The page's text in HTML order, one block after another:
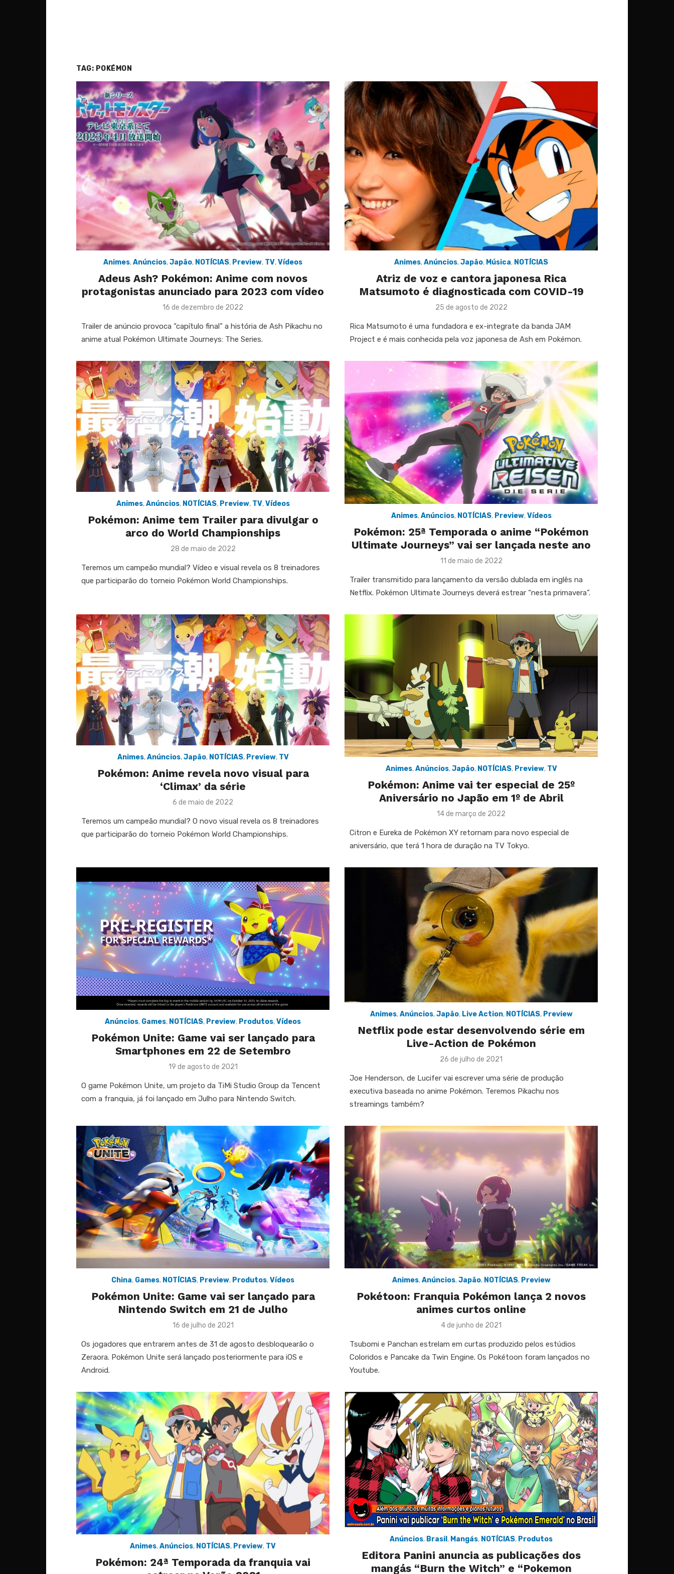
TAG: POKÉMON
Animes,Anúncios,Japão, NOTÍCIAS, Preview, TV,Vídeos
Adeus Ash? Pokémon: Anime com novos
protagonistas anunciado para 2023 com vídeo
Posted
16 de dezembro de 2022
Trailer de anúncio provoca “capítulo final” a história de Ash Pikachu no
anime atual Pokémon Ultimate Journeys: The Series.
Animes,Anúncios,Japão, Música, NOTÍCIAS
Atriz de voz e cantora japonesa Rica
Matsumoto é diagnosticada com COVID-19
Posted
25 de agosto de 2022
Rica Matsumoto é uma fundadora e ex-integrate da banda JAM
Project e é mais conhecida pela voz japonesa de Ash em Pokémon.
Animes,Anúncios, NOTÍCIAS, Preview, TV,Vídeos
Pokémon: Anime tem Trailer para divulgar o
arco do World Championships
Posted
28 de maio de 2022
Teremos um campeão mundial? Vídeo e visual revela os 8 treinadores
que participarão do torneio Pokémon World Championships.
Animes,Anúncios, NOTÍCIAS, Preview,Vídeos
Pokémon: 25ª Temporada o anime “Pokémon
Ultimate Journeys” vai ser lançada neste ano
Posted
11 de maio de 2022
Trailer transmitido para lançamento da versão dublada em inglês na
Netflix. Pokémon Ultimate Journeys deverá estrear “nesta primavera”.
Animes,Anúncios,Japão, NOTÍCIAS, Preview, TV
Pokémon: Anime revela novo visual para
‘Climax’ da série
Posted
6 de maio de 2022
Teremos um campeão mundial? O novo visual revela os 8 treinadores
que participarão do torneio Pokémon World Championships.
Animes,Anúncios,Japão, NOTÍCIAS, Preview, TV
Pokémon: Anime vai ter especial de 25º
Aniversário no Japão em 1º de Abril
Posted
14 de março de 2022
Citron e Eureka de Pokémon XY retornam para novo especial de
aniversário, que terá 1 hora de duração na TV Tokyo.
Anúncios, Games, NOTÍCIAS, Preview, Produtos,Vídeos
Pokémon Unite: Game vai ser lançado para
Smartphones em 22 de Setembro
Posted
19 de agosto de 2021
O game Pokémon Unite, um projeto da TiMi Studio Group da Tencent
com a franquia, já foi lançado em Julho para Nintendo Switch.
Animes,Anúncios,Japão, Live Action, NOTÍCIAS, Preview
Netflix pode estar desenvolvendo série em
Live-Action de Pokémon
Posted
26 de julho de 2021
Joe Henderson, de Lucifer vai escrever uma série de produção
executiva baseada no anime Pokémon. Teremos Pikachu nos
streamings também?
China, Games, NOTÍCIAS, Preview, Produtos,Vídeos
Pokémon Unite: Game vai ser lançado para
Nintendo Switch em 21 de Julho
Posted
16 de julho de 2021
Os jogadores que entrarem antes de 31 de agosto desbloquearão o
Zeraora. Pokémon Unite será lançado posteriormente para iOS e
Android.
Animes,Anúncios,Japão, NOTÍCIAS, Preview
Pokétoon: Franquia Pokémon lança 2 novos
animes curtos online
Posted
4 de junho de 2021
Tsubomi e Panchan estrelam em curtas produzido pelos estúdios
Coloridos e Pancake da Twin Engine. Os Pokétoon foram lançados no
Youtube.
Animes,Anúncios, NOTÍCIAS, Preview, TV
Pokémon: 24ª Temporada da franquia vai
Anúncios, Brasil , Mangás, NOTÍCIAS, Produtos
Editora Panini anuncia as publicações dos
mangás “Burn the Witch” e “Pokemon